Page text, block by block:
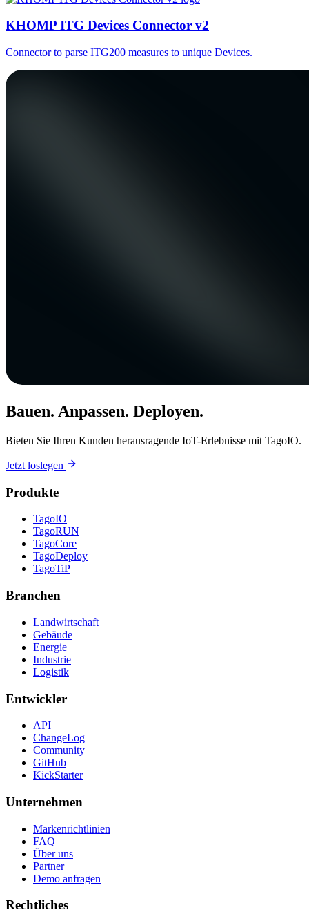
KHOMP ITG Devices Connector v2
Connector to parse ITG200 measures to unique Devices.
Bauen. Anpassen. Deployen.
Bieten Sie Ihren Kunden herausragende IoT-Erlebnisse mit TagoIO.
Jetzt loslegen
Produkte
TagoIO
TagoRUN
TagoCore
TagoDeploy
TagoTiP
Branchen
Landwirtschaft
Gebäude
Energie
Industrie
Logistik
Entwickler
API
ChangeLog
Community
GitHub
KickStarter
Unternehmen
Markenrichtlinien
FAQ
Über uns
Partner
Demo anfragen
Rechtliches